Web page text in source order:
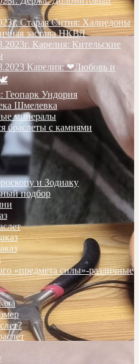
Старая Ситня: Халцедоны
застава НКВД
Карелия: Кительские
Карелия: ❤Любовь и
Ундория
Шмелевка
минералы
браслеты с камнями
и Зодиаку
подбор
«предмета силы»-различные